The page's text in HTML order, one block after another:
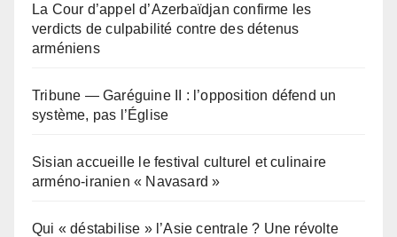
La Cour d’appel d’Azerbaïdjan confirme les
verdicts de culpabilité contre des détenus
arméniens
Tribune — Garéguine II : l’opposition défend un
système, pas l’Église
Sisian accueille le festival culturel et culinaire
arméno-iranien « Navasard »
Qui « déstabilise » l’Asie centrale ? Une révolte